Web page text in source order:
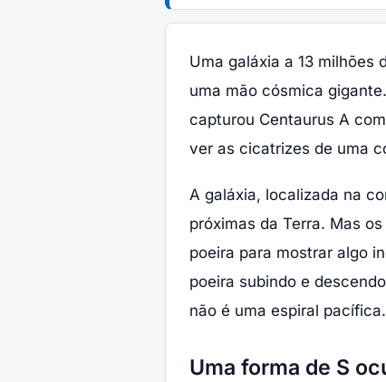
Uma galáxia a 13 milhões
uma mão cósmica
capturou Centaurus A
ver as cicatrizes de uma
A galáxia, localizada na
próximas da Terra. Mas
poeira para mostrar algo
poeira subindo e
não é uma espiral
Uma forma de S